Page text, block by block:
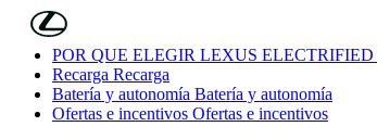
Skip to Main Content
POR QUÉ ELEGIR LEXUS ELECTRIFIED
Recarga Recarga
Batería y autonomía Batería y autonomía
Ofertas e incentivos Ofertas e incentivos